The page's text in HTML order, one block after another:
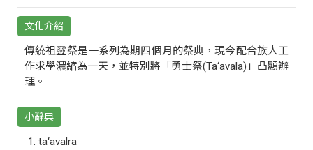
文化介紹
傳統祖靈祭是一系列為期四個月的祭典，現今配合族人工
作求學濃縮為一天，並特別將「勇士祭(Ta‘avala)」凸顯辦
理。
小辭典
ta‘avalra